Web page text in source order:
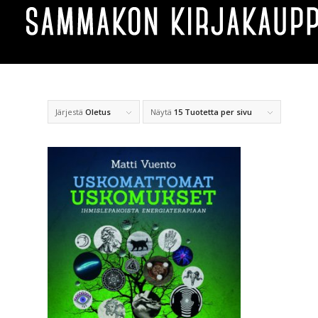
Järjestä Oletus Näytä 15 Tuotetta per sivu